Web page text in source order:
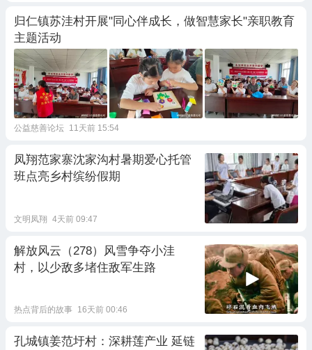
归仁镇苏洼村开展"同心伴成长，做智慧家长"亲职教育
主题活动
公益慈善论坛 11天前 15:54
凤翔范家寨沈家沟村暑期爱心托管
班点亮乡村缤纷假期
文明凤翔 4天前 09:47
解放风云（278）风雪争夺小洼
村，以少敌多堵住敌军生路
热点背后的故事 16天前 00:46
孔城镇姜范圩村：深耕莲产业 延链